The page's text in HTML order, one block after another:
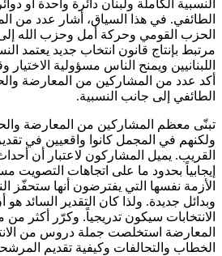
النسبية الكاملة ولبنان دائرة واحدة أو
الطائفي. في هذا السياق، أشار عدد من
الحزب القومي وحركة أمل وحزب الله
مرتبط بإنتاج قانون انتخاب جديد يعتمد
اللبنانيين ويمنح الناس مسؤولية الاختيار
أكد عدد من المشاركين من المعارضة
الطائفي إلى جانب النسبية.
تبنّى معظم المشاركين من المعارضة
ولكنهم في المجمل كانوا واقعيين في
إيجابياً بحدود ما على اتجاهات التصويت
الأزمة نفسها التي يفترضون أنها ستحفّز
وبدائل جديدة. ولذا كان التقدير السائد هو
الانتخابات سيكون تدريجياً. وكرّر أكثر
المعارضة استخلصت جملة دروس من
الخطاب والتحالفات وكيفية تقديم